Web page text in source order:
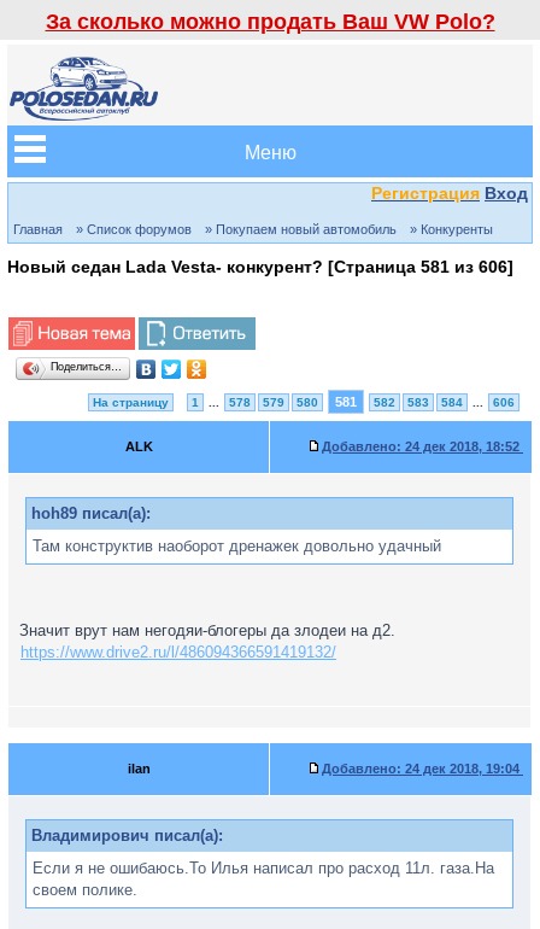
За сколько можно продать Ваш VW Polo?
Меню
Регистрация Вход
Главная » Список форумов » Покупаем новый автомобиль » Конкуренты
Новый седан Lada Vesta- конкурент? [Страница 581 из 606]
Поделиться…
На страницу 1 578 579 580 581 582 583 584 606
ALK Добавлено: 24 дек 2018, 18:52
hoh89 писал(а):
Там конструктив наоборот дренажек довольно удачный
Значит врут нам негодяи-блогеры да злодеи на д2.
https://www.drive2.ru/l/486094366591419132/
ilan Добавлено: 24 дек 2018, 19:04
Владимирович писал(а):
Если я не ошибаюсь.То Илья написал про расход 11л. газа.На
своем полике.